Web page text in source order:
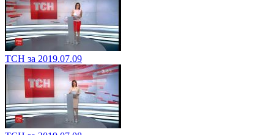
ТСН за 2019.07.09